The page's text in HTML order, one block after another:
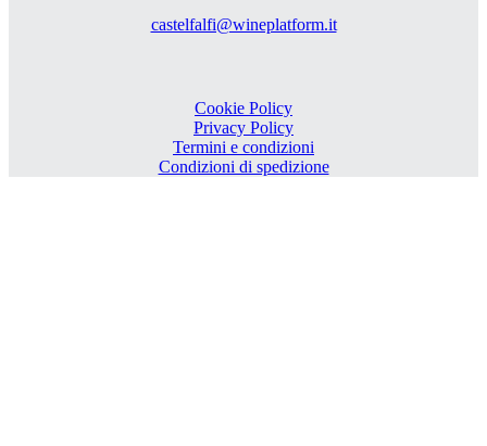
castelfalfi@wineplatform.it
Cookie Policy
Privacy Policy
Termini e condizioni
Condizioni di spedizione